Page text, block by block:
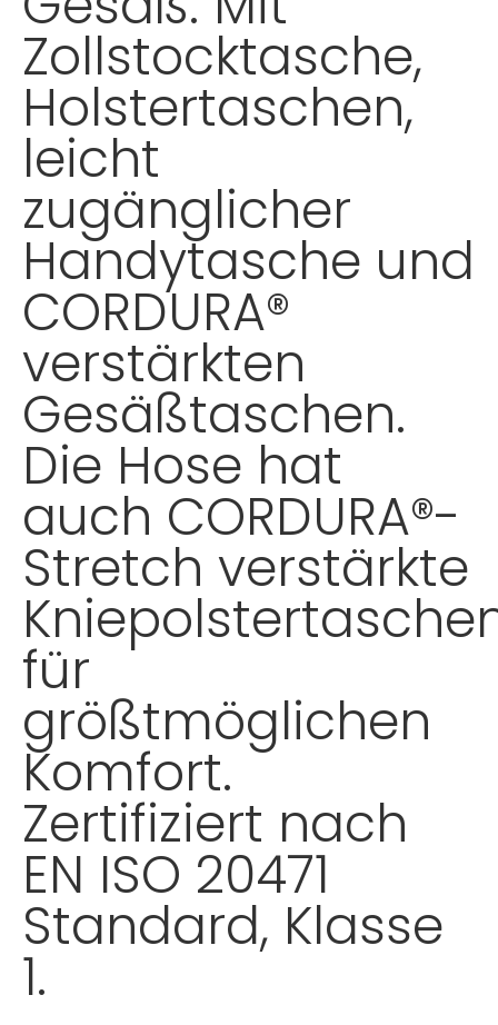
Zollstocktasche,
Holstertaschen,
leicht
zugänglicher
Handytasche und
CORDURA®
verstärkten
Gesäßtaschen.
Die Hose hat
auch CORDURA®-
Stretch verstärkte
für
größtmöglichen
Komfort.
Zertifiziert nach
EN ISO 20471
Standard, Klasse
1.